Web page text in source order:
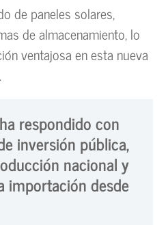
de paneles solares,
de almacenamiento, lo
ventajosa en esta nueva
respondido con
inversión pública,
nacional y
importación desde